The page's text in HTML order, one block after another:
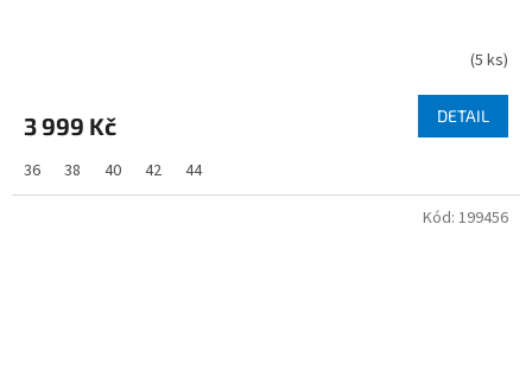
(5 ks)
3 999 Kč DETAIL
36 38 40 42 44
Kód: 199456